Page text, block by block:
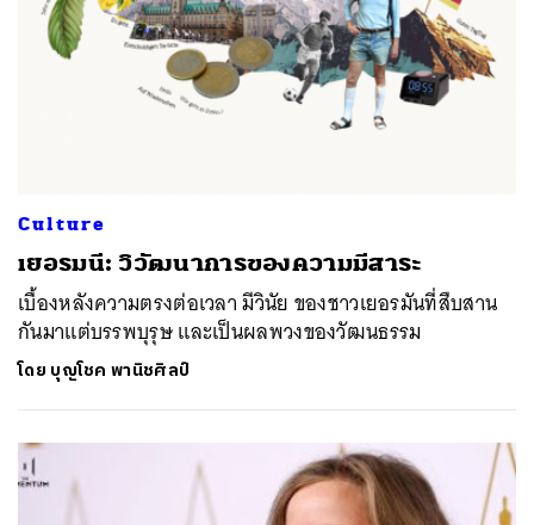
Culture
เยอรมนี: วิวัฒนาการของความมีสาระ
เบื้องหลังความตรงต่อเวลา มีวินัย ของชาวเยอรมันที่สืบสาน
กันมาแต่บรรพบุรุษ และเป็นผลพวงของวัฒนธรรม
โดย บุญโชค พานิชศิลป์